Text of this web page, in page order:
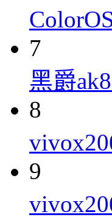
7
黑爵
8
9